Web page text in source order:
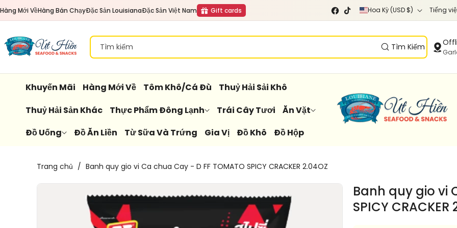
Đến Nội
Dung
Hàng Mới VềHàng Bán ChạyĐặc Sản LouisianaĐặc Sản Việt Nam Gift cards
F
c
b
T
k
o
Q
u
ố
c
g
a
/
v
ự
c
Hoa Kỳ (USD $)
N
g
ô
n
n
ữ
Tiếng
Tìm kiếm Tìm Kiếm
Khuyến Mãi Hàng Mới Về Tôm Khô/Cá Đù
Thuỷ Hải Sải Khô
Thuỷ Hải Sản Khác
Thực Phẩm Đông Lạnh Trái Cây Tươi
Ăn Vặt
Đồ Uống
Đồ Ăn Liền Từ Sữa Và Trứng Gia Vị Đồ Khô Đồ Hộp
Trang chủ / Banh quy gio vi Ca chua Cay - D FF TOMATO SPICY CRACKER 2.04OZ
Chuyển
Banh quy gio vi
SPICY CRACKER